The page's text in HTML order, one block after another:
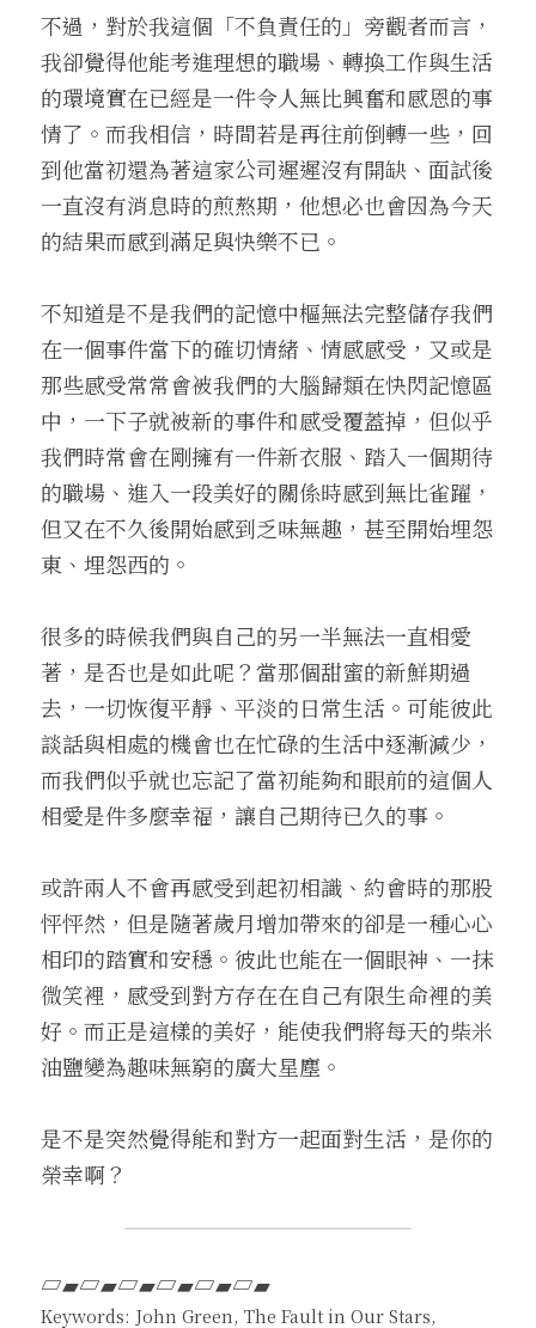
不過，對於我這個「不負責任的」旁觀者而言，
我卻覺得他能考進理想的職場、轉換工作與生活
的環境實在已經是一件令人無比興奮和感恩的事
情了。而我相信，時間若是再往前倒轉一些，回
到他當初還為著這家公司遲遲沒有開缺、面試後
一直沒有消息時的煎熬期，他想必也會因為今天
的結果而感到滿足與快樂不已。
不知道是不是我們的記憶中樞無法完整儲存我們
在一個事件當下的確切情緒、情感感受，又或是
那些感受常常會被我們的大腦歸類在快閃記憶區
中，一下子就被新的事件和感受覆蓋掉，但似乎
我們時常會在剛擁有一件新衣服、踏入一個期待
的職場、進入一段美好的關係時感到無比雀躍，
但又在不久後開始感到乏味無趣，甚至開始埋怨
東、埋怨西的。
很多的時候我們與自己的另一半無法一直相愛
著，是否也是如此呢？當那個甜蜜的新鮮期過
去，一切恢復平靜、平淡的日常生活。可能彼此
談話與相處的機會也在忙碌的生活中逐漸減少，
而我們似乎就也忘記了當初能夠和眼前的這個人
相愛是件多麼幸福，讓自己期待已久的事。
或許兩人不會再感受到起初相識、約會時的那股
怦怦然，但是隨著歲月增加帶來的卻是一種心心
相印的踏實和安穩。彼此也能在一個眼神、一抹
微笑裡，感受到對方存在在自己有限生命裡的美
好。而正是這樣的美好，能使我們將每天的柴米
油鹽變為趣味無窮的廣大星塵。
是不是突然覺得能和對方一起面對生活，是你的
榮幸啊？
▱▰▱▰▱▰▱▰▱▰▱▰
Keywords: John Green, The Fault in Our Stars,